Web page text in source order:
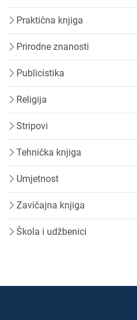
Praktična knjiga
Prirodne znanosti
Publicistika
Religija
Stripovi
Tehnička knjiga
Umjetnost
Zavičajna knjiga
Škola i udžbenici